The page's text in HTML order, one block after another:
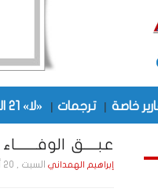
خاصة | ترجمات | «لا» 21 السياسي
عبــــق الوفـــــــاء
إبراهيم الهمدانيالسبت , 20 أبـريـل , 2019 الساعة 7:47:07 PM